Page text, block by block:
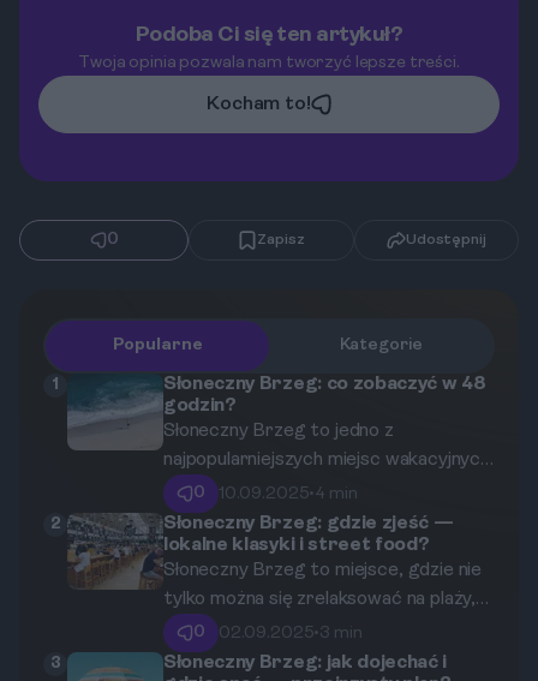
Podoba Ci się ten artykuł?
Twoja opinia pozwala nam tworzyć lepsze treści.
Kocham to!
0 Zapisz Udostępnij
Popularne Kategorie
1
Słoneczny Brzeg: co zobaczyć w 48
godzin?
Słoneczny Brzeg to jedno z
najpopularniejszych miejsc wakacyjnych
w Bułgarii. Jeśli masz tylko 48 godzin,
aby odkryć ten kurort, warto wiedzieć,
jakie atrakcje powinny znaleźć się na
Twojej liście. Od wspaniałych plaż po
ekscytujące parki rozrywki – Słoneczny
Brzeg oferuje wiele możliwości na
niezapomniany pobyt.
0 10.09.2025•4 min
2
Słoneczny Brzeg: gdzie zjeść —
lokalne klasyki i street food?
Słoneczny Brzeg to miejsce, gdzie nie
tylko można się zrelaksować na plaży,
ale także skosztować wyjątkowej
bułgarskiej kuchni. W tym artykule
0 02.09.2025•3 min
3
Słoneczny Brzeg: jak dojechać i